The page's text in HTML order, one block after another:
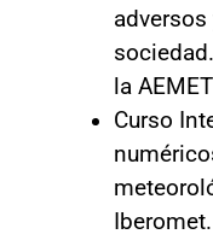
la
Curso
Iberomet.